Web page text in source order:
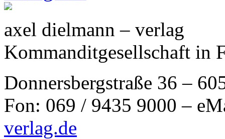
axel dielmann – verlag
Kommanditgesellschaft in
Donnersbergstraße 36 –
Fon: 069 / 9435 9000 –
verlag.de